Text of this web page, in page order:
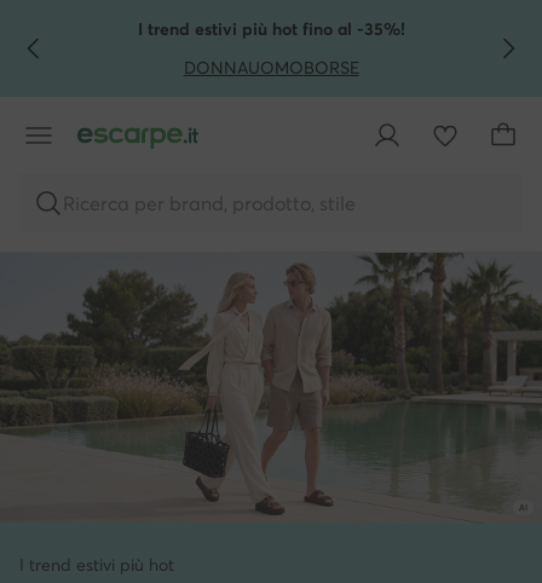
VAI AL CONTENUTO PRINCIPALE
VAI ALLA RICERCAI trend estivi più hot fino al -35%!
DONNAUOMOBORSE
Ricerca per brand, prodotto, stile
I trend estivi più hot